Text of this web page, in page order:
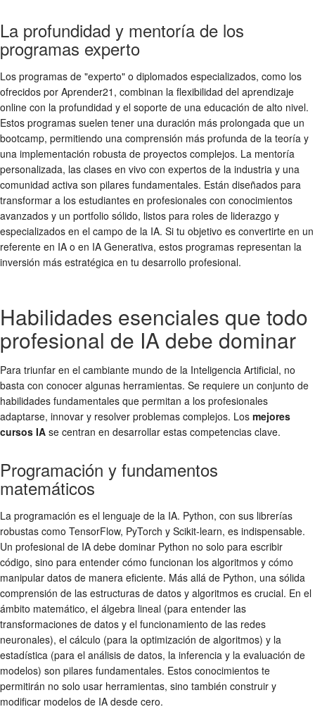
La profundidad y mentoría de los
programas experto
Los programas de "experto" o diplomados especializados, como los
ofrecidos por Aprender21, combinan la flexibilidad del aprendizaje
online con la profundidad y el soporte de una educación de alto nivel.
Estos programas suelen tener una duración más prolongada que un
bootcamp, permitiendo una comprensión más profunda de la teoría y
una implementación robusta de proyectos complejos. La mentoría
personalizada, las clases en vivo con expertos de la industria y una
comunidad activa son pilares fundamentales. Están diseñados para
transformar a los estudiantes en profesionales con conocimientos
avanzados y un portfolio sólido, listos para roles de liderazgo y
especializados en el campo de la IA. Si tu objetivo es convertirte en un
referente en IA o en IA Generativa, estos programas representan la
inversión más estratégica en tu desarrollo profesional.
Habilidades esenciales que todo
profesional de IA debe dominar
Para triunfar en el cambiante mundo de la Inteligencia Artificial, no
basta con conocer algunas herramientas. Se requiere un conjunto de
habilidades fundamentales que permitan a los profesionales
adaptarse, innovar y resolver problemas complejos. Los mejores
cursos IA se centran en desarrollar estas competencias clave.
Programación y fundamentos
matemáticos
La programación es el lenguaje de la IA. Python, con sus librerías
robustas como TensorFlow, PyTorch y Scikit-learn, es indispensable.
Un profesional de IA debe dominar Python no solo para escribir
código, sino para entender cómo funcionan los algoritmos y cómo
manipular datos de manera eficiente. Más allá de Python, una sólida
comprensión de las estructuras de datos y algoritmos es crucial. En el
ámbito matemático, el álgebra lineal (para entender las
transformaciones de datos y el funcionamiento de las redes
neuronales), el cálculo (para la optimización de algoritmos) y la
estadística (para el análisis de datos, la inferencia y la evaluación de
modelos) son pilares fundamentales. Estos conocimientos te
permitirán no solo usar herramientas, sino también construir y
modificar modelos de IA desde cero.